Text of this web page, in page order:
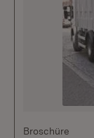
Broschüre